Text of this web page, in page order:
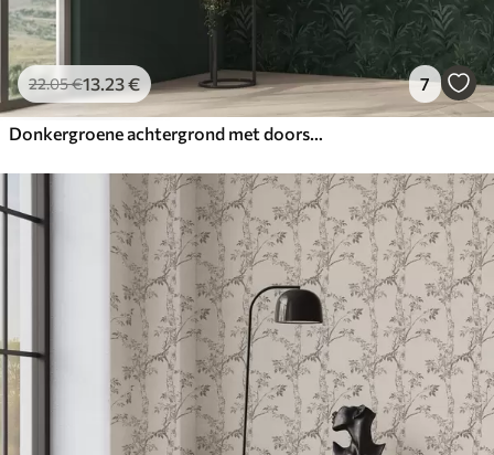
22.05€13.23€ 7
Donkergroene achtergrond met doorschijnende bladeren